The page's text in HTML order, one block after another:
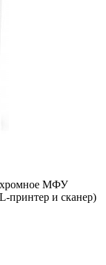
МФУ
принтер и сканер)